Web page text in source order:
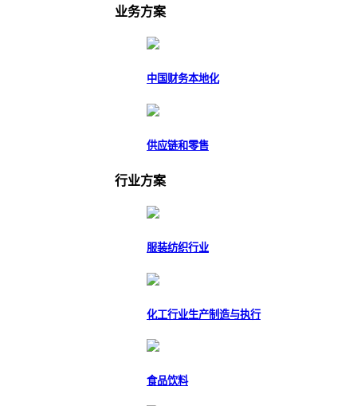
业务方案
中国财务本地化
供应链和零售
行业方案
服装纺织行业
化工行业生产制造与执行
食品饮料